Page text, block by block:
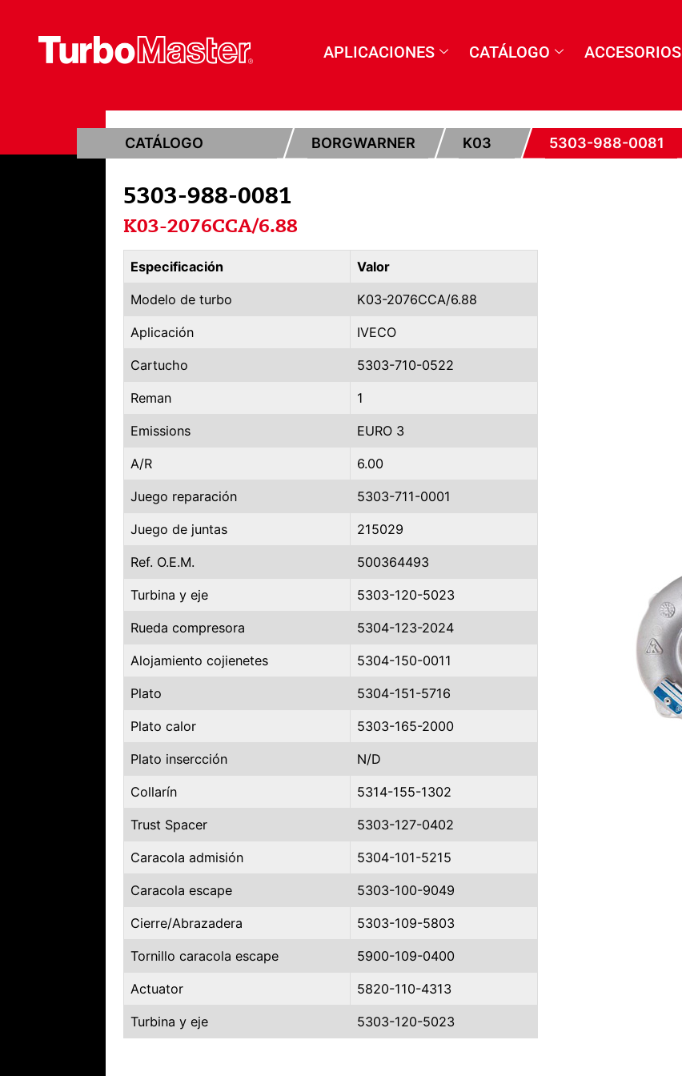
APLICACIONES CATÁLOGO ACCESORIOS
CATÁLOGO BORGWARNER K03 5303-988-0081
5303-988-0081
K03-2076CCA/6.88
Especificación Valor
Modelo de turbo K03-2076CCA/6.88
Aplicación IVECO
Cartucho 5303-710-0522
Reman 1
Emissions EURO 3
A/R 6.00
Juego reparación 5303-711-0001
Juego de juntas 215029
Ref. O.E.M. 500364493
Turbina y eje 5303-120-5023
Rueda compresora 5304-123-2024
Alojamiento cojienetes 5304-150-0011
Plato 5304-151-5716
Plato calor 5303-165-2000
Plato insercción N/D
Collarín 5314-155-1302
Trust Spacer 5303-127-0402
Caracola admisión 5304-101-5215
Caracola escape 5303-100-9049
Cierre/Abrazadera 5303-109-5803
Tornillo caracola escape 5900-109-0400
Actuator 5820-110-4313
Turbina y eje 5303-120-5023